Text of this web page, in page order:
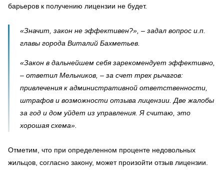
барьеров к получению лицензии не будет.
«Значит, закон не эффективен?», – задал вопрос и.п.
главы города Виталий Бахметьев.
«Закон в дальнейшем себя зарекомендует эффективно,
– ответил Мельников, – за счет трех рычагов:
привлечения к административной ответственности,
штрафов и возможности отзыва лицензии. Две жалобы
за год и дом уйдет из управления. Я считаю, это
хорошая схема».
Отметим, что при определенном проценте недовольных
жильцов, согласно закону, может произойти отзыв лицензии.